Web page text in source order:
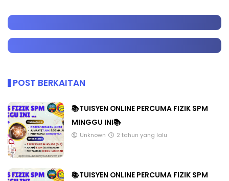
POST BERKAITAN
📚TUISYEN ONLINE PERCUMA FIZIK SPM
MINGGU INI📚
Unknown 2 tahun yang lalu
📚TUISYEN ONLINE PERCUMA FIZIK SPM